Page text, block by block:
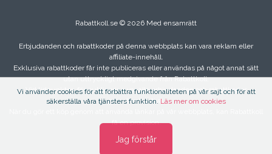
Vi använder cookies för att förbättra funktionaliteten på vår sajt och för att
säkerställa våra tjänsters funktion. Läs mer om cookies
Jag förstår
Rabattkoll.se © 2026 Med ensamrätt
Erbjudanden och rabattkoder på denna webbplats kan vara reklam eller
affiliate-innehåll.
Exklusiva rabattkoder får inte publiceras eller användas på något annat sätt
utan uttryckligt medgivande från Rabattkoll.
Vid tidpunkten för publicering var alla erbjudanden och rabattkoder
garanterat aktiva.
få en provision.